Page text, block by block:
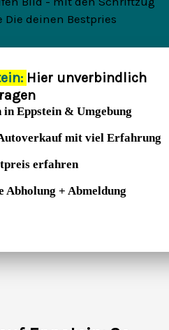
Hier unverbindlich
Eppstein & Umgebung
mit viel Erfahrung
erfahren
Abholung + Abmeldung